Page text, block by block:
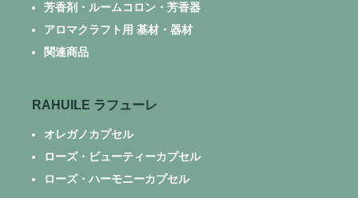
芳香剤・ルームコロン・芳香器
アロマクラフト用 基材・器材
関連商品
RAHUILE ラフューレ
オレガノカプセル
ローズ・ビューティーカプセル
ローズ・ハーモニーカプセル